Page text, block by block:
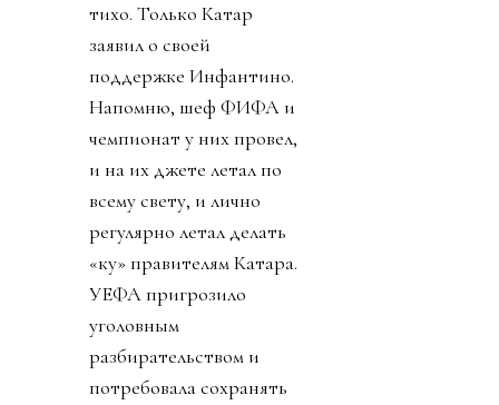
тихо. Только Катар
заявил о своей
поддержке Инфантино.
Напомню, шеф ФИФА и
чемпионат у них провел,
и на их джете летал по
всему свету, и лично
регулярно летал делать
«ку» правителям Катара.
УЕФА пригрозило
уголовным
разбирательством и
потребовала сохранять